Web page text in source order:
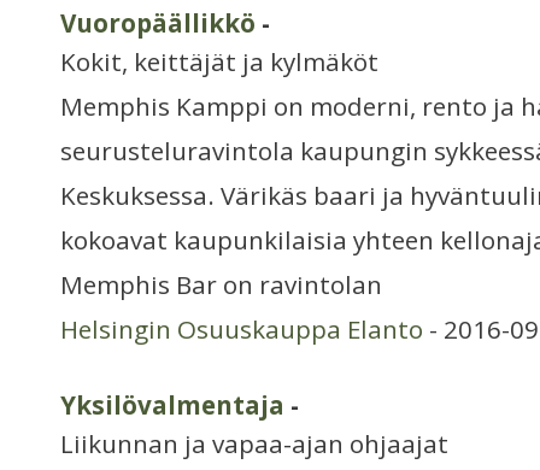
Vuoropäällikkö -
Kokit, keittäjät ja kylmäköt
Memphis Kamppi on moderni, rento ja
seurusteluravintola kaupungin
Keskuksessa. Värikäs baari ja
kokoavat kaupunkilaisia yhteen
Memphis Bar on ravintolan
Helsingin Osuuskauppa Elanto - 2016-
Yksilövalmentaja -
Liikunnan ja vapaa-ajan ohjaajat